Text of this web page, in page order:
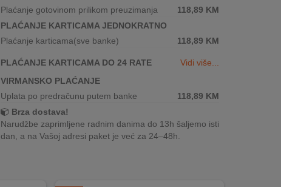
Plaćanje gotovinom prilikom preuzimanja
118,89 KM
PLAĆANJE KARTICAMA JEDNOKRATNO
Plaćanje karticama(sve banke)
118,89 KM
PLAĆANJE KARTICAMA DO 24 RATE
Vidi više...
VIRMANSKO PLAĆANJE
Uplata po predračunu putem banke
118,89 KM
Brza dostava!
Narudžbe zaprimljene radnim danima do 13h šaljemo isti
dan, a na Vašoj adresi paket je već za 24–48h.